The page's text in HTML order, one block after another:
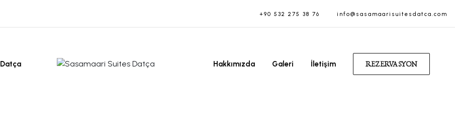
+90 532 275 38 76 info@sasamaarisuitesdatca.com
Datça Hakkımızda Galeri İletişim REZERVASYON